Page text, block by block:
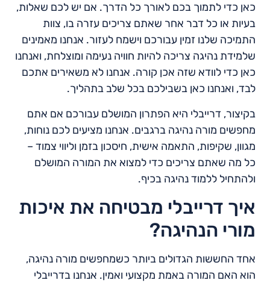
כאן כדי לתמוך בכם לאורך כל הדרך. אם יש לכם שאלות,
בעיות או כל דבר אחר שאתם צריכים עזרה בו, צוות
התמיכה שלנו זמין עבורכם וישמח לעזור. אנחנו מאמינים
שלמידת נהיגה צריכה להיות חוויה נעימה ומוצלחת, ואנחנו
כאן כדי לוודא שזה אכן קורה. אנחנו לא משאירים אתכם
לבד, ואנחנו כאן בשבילכם בכל שלב בתהליך.
בקיצור, דרייבלי היא הפתרון המושלם עבורכם אם אתם
מחפשים מורה נהיגה ברגבים. אנחנו מציעים לכם נוחות,
מגוון, שקיפות, התאמה אישית, חיסכון בזמן וליווי צמוד –
כל מה שאתם צריכים כדי למצוא את המורה המושלם
ולהתחיל ללמוד נהיגה בכיף.
איך דרייבלי מבטיחה את איכות
מורי הנהיגה?
אחד החששות הגדולים ביותר כשמחפשים מורה נהיגה,
הוא האם המורה באמת מקצועי ואמין. אנחנו בדרייבלי